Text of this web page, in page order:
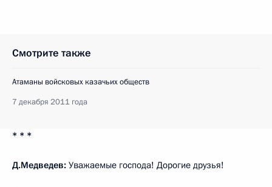
Смотрите также
Атаманы войсковых казачьих обществ
7 декабря 2011 года
* * *
Д.Медведев: Уважаемые господа! Дорогие друзья!